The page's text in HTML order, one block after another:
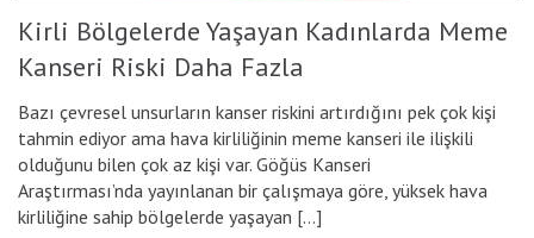
Kirli Bölgelerde Yaşayan Kadınlarda Meme
Kanseri Riski Daha Fazla
Bazı çevresel unsurların kanser riskini artırdığını pek çok kişi
tahmin ediyor ama hava kirliliğinin meme kanseri ile ilişkili
olduğunu bilen çok az kişi var. Göğüs Kanseri
Araştırması’nda yayınlanan bir çalışmaya göre, yüksek hava
kirliliğine sahip bölgelerde yaşayan […]